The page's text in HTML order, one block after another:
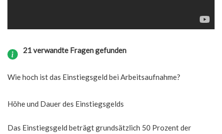
21 verwandte Fragen gefunden
Wie hoch ist das Einstiegsgeld bei Arbeitsaufnahme?
Höhe und Dauer des Einstiegsgelds
Das Einstiegsgeld beträgt grundsätzlich 50 Prozent der